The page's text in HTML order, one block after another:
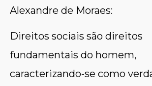
Alexandre de Moraes:
Direitos sociais são direitos
fundamentais do homem,
caracterizando-se como